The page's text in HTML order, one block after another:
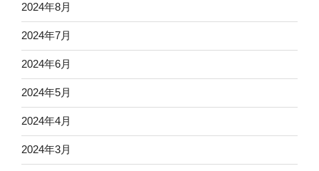
2024年8月
2024年7月
2024年6月
2024年5月
2024年4月
2024年3月